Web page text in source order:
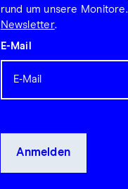
rund um unsere Monitore.
Newsletter.
E-Mail